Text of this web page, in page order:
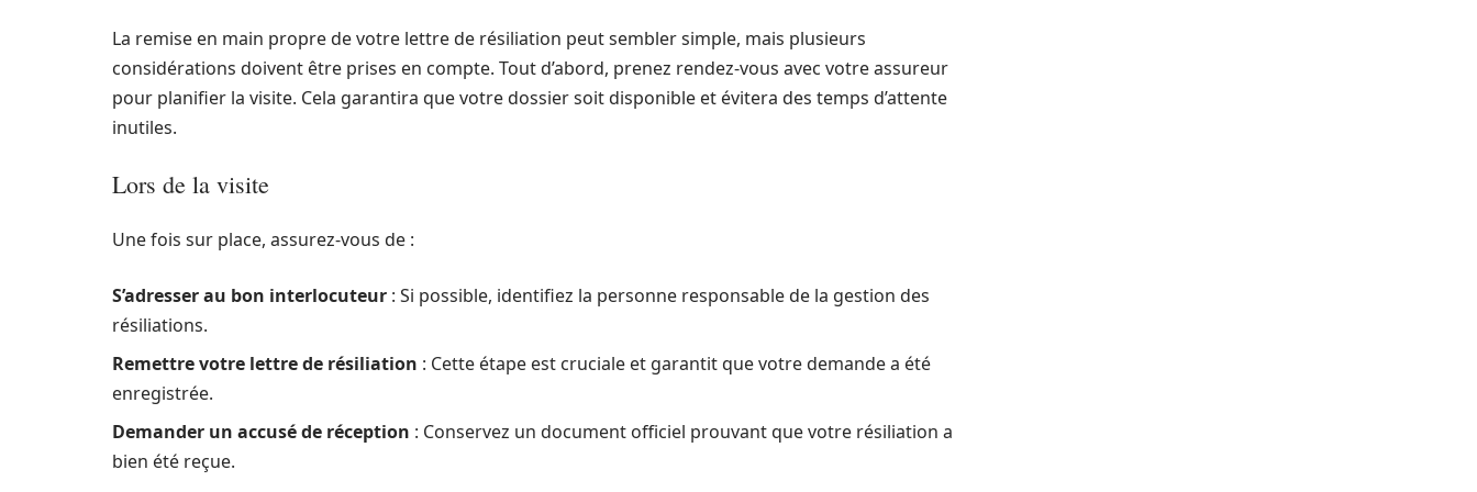
La remise en main propre de votre lettre de résiliation peut sembler simple, mais plusieurs
considérations doivent être prises en compte. Tout d’abord, prenez rendez-vous avec votre assureur
pour planifier la visite. Cela garantira que votre dossier soit disponible et évitera des temps d’attente
inutiles.
Lors de la visite
Une fois sur place, assurez-vous de :
S’adresser au bon interlocuteur : Si possible, identifiez la personne responsable de la gestion des
résiliations.
Remettre votre lettre de résiliation : Cette étape est cruciale et garantit que votre demande a été
enregistrée.
Demander un accusé de réception : Conservez un document officiel prouvant que votre résiliation a
bien été reçue.